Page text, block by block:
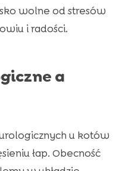
wolne od stresów
i radości.
a
u kotów
łap. Obecność